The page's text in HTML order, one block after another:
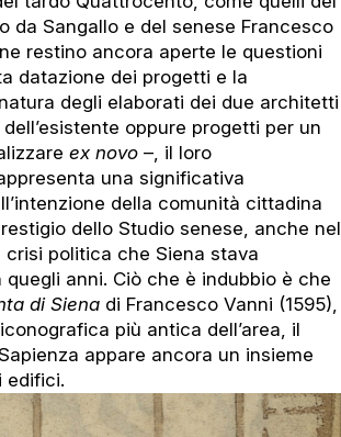
da Sangallo e del senese Francesco
restino ancora aperte le questioni
datazione dei progetti e la
degli elaborati dei due architetti
oppure progetti per un
ex novo –, il loro
una significativa
della comunità cittadina
dello Studio senese, anche nel
politica che Siena stava
quegli anni. Ciò che è indubbio è che
di Siena di Francesco Vanni (1595),
più antica dell’area, il
appare ancora un insieme
edifici.